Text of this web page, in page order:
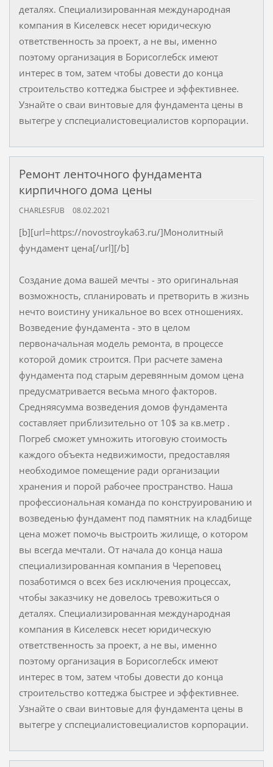
деталях. Специализированная международная
компания в Киселевск несет юридическую
ответственность за проект, а не вы, именно
поэтому организация в Борисоглебск имеют
интерес в том, затем чтобы довести до конца
строительство коттеджа быстрее и эффективнее.
Узнайте о сваи винтовые для фундамента цены в
вытегре у спспециалистовециалистов корпорации.
Ремонт ленточного фундамента
кирпичного дома цены
CHARLESFUB 08.02.2021
[b][url=https://novostroyka63.ru/]Монолитный
фундамент цена[/url][/b]
Создание дома вашей мечты - это оригинальная
возможность, спланировать и претворить в жизнь
нечто воистину уникальное во всех отношениях.
Возведение фундамента - это в целом
первоначальная модель ремонта, в процессе
которой домик строится. При расчете замена
фундамента под старым деревянным домом цена
предусматривается весьма много факторов.
Средняясумма возведения домов фундамента
составляет приблизительно от 10$ за кв.метр .
Погреб сможет умножить итоговую стоимость
каждого объекта недвижимости, предоставляя
необходимое помещение ради организации
хранения и порой рабочее пространство. Наша
профессиональная команда по конструированию и
возведенью фундамент под памятник на кладбище
цена может помочь выстроить жилище, о котором
вы всегда мечтали. От начала до конца наша
специализированная компания в Череповец
позаботимся о всех без исключения процессах,
чтобы заказчику не довелось тревожиться о
деталях. Специализированная международная
компания в Киселевск несет юридическую
ответственность за проект, а не вы, именно
поэтому организация в Борисоглебск имеют
интерес в том, затем чтобы довести до конца
строительство коттеджа быстрее и эффективнее.
Узнайте о сваи винтовые для фундамента цены в
вытегре у спспециалистовециалистов корпорации.